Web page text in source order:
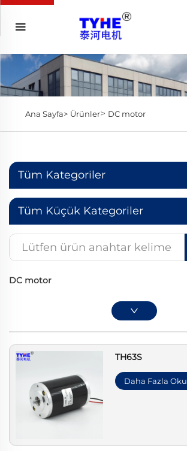
Ana Sayfa> Ürünler> DC motor
Tüm Kategoriler
Tüm Küçük Kategoriler
DC motor
TH63S
Daha Fazla Oku